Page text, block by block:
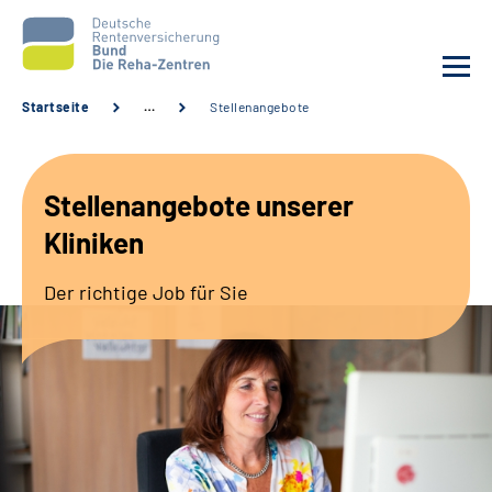
Unsere Kliniken
Sozialdienste & Zuweisende
Erweiterte Suche
Startseite … Stellenangebote
Stellenangebote unserer
Kliniken
Der richtige Job für Sie